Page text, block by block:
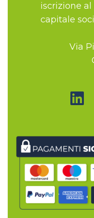
iscrizione al
capitale
Via